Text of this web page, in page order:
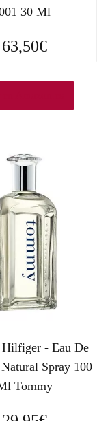
30 Ml
63,50€
- Eau De
Spray 100
Tommy